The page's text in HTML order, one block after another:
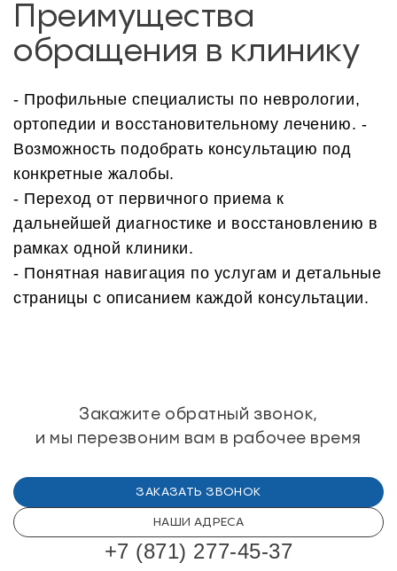
Преимущества
обращения в клинику
- Профильные специалисты по неврологии,
ортопедии и восстановительному лечению. -
Возможность подобрать консультацию под
конкретные жалобы.
- Переход от первичного приема к
дальнейшей диагностике и восстановлению в
рамках одной клиники.
- Понятная навигация по услугам и детальные
страницы с описанием каждой консультации.
Закажите обратный звонок,
и мы перезвоним вам в рабочее время
ЗАКАЗАТЬ ЗВОНОК
НАШИ АДРЕСА
+7 (871) 277-45-37